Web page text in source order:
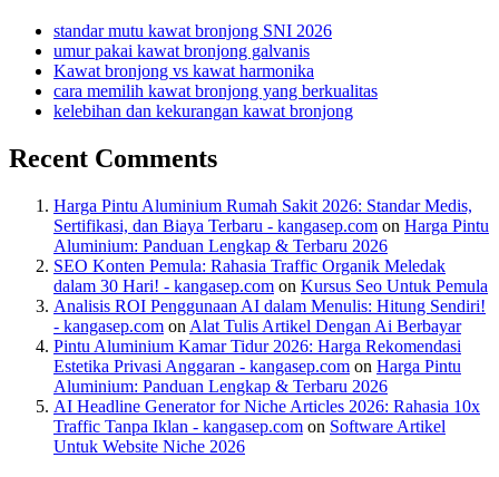
standar mutu kawat bronjong SNI 2026
umur pakai kawat bronjong galvanis
Kawat bronjong vs kawat harmonika
cara memilih kawat bronjong yang berkualitas
kelebihan dan kekurangan kawat bronjong
Recent Comments
Harga Pintu Aluminium Rumah Sakit 2026: Standar Medis,
Sertifikasi, dan Biaya Terbaru - kangasep.com on Harga Pintu
Aluminium: Panduan Lengkap & Terbaru 2026
SEO Konten Pemula: Rahasia Traffic Organik Meledak
dalam 30 Hari! - kangasep.com on Kursus Seo Untuk Pemula
Analisis ROI Penggunaan AI dalam Menulis: Hitung Sendiri!
- kangasep.com on Alat Tulis Artikel Dengan Ai Berbayar
Pintu Aluminium Kamar Tidur 2026: Harga Rekomendasi
Estetika Privasi Anggaran - kangasep.com on Harga Pintu
Aluminium: Panduan Lengkap & Terbaru 2026
AI Headline Generator for Niche Articles 2026: Rahasia 10x
Traffic Tanpa Iklan - kangasep.com on Software Artikel
Untuk Website Niche 2026